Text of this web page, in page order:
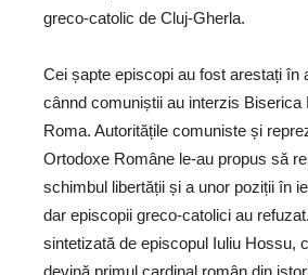
greco-catolic de Cluj-Gherla.
Cei șapte episcopi au fost arestați în
cânnd comuniștii au interzis Biserica
Roma. Autoritățile comuniste și
Ortodoxe Române le-au propus să
schimbul libertății și a unor poziții în
dar episcopii greco-catolici au
sintetizată de episcopul Iuliu Hossu,
devină primul cardinal român din